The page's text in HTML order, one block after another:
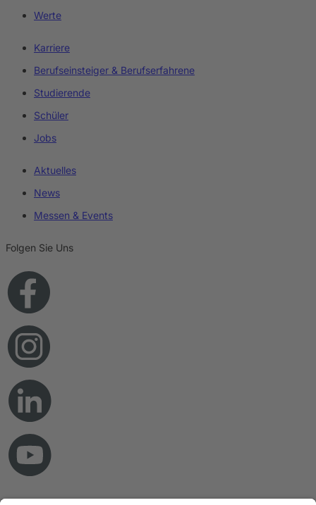
Werte
Karriere
Berufseinsteiger & Berufserfahrene
Studierende
Schüler
Jobs
Aktuelles
News
Messen & Events
Folgen Sie Uns